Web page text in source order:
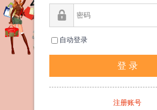
自动登录
登 录
注册账号